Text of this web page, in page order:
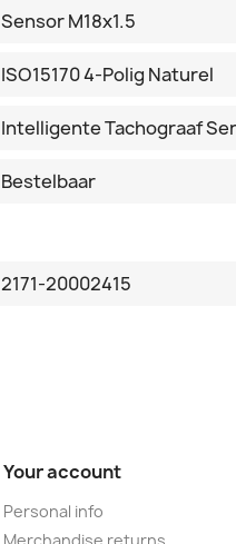
Sensor M18x1.5
ISO15170 4-Polig Naturel
Intelligente Tachograaf
Bestelbaar
2171-20002415
Your account
Personal info